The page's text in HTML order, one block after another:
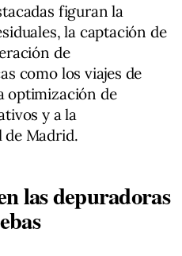
figuran la
la captación de
de
como los viajes de
optimización de
y a la
de Madrid.
las depuradoras